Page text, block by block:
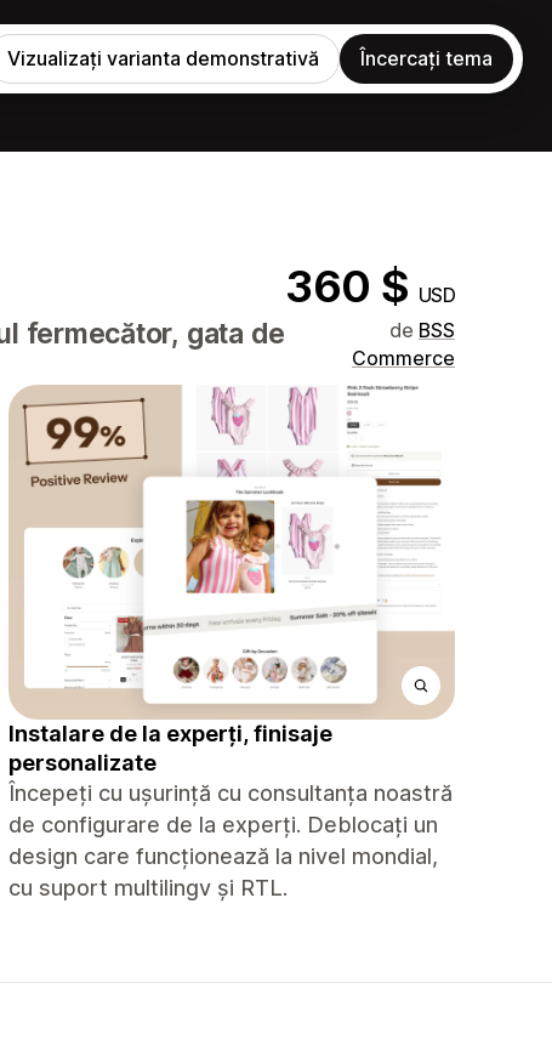
Vizualizați varianta demonstrativă Încercați tema
360 $ USD
fermecător, gata de
de BSS
Commerce
Instalare de la experți, finisaje
personalizate
Începeți cu ușurință cu consultanța noastră
de configurare de la experți. Deblocați un
design care funcționează la nivel mondial,
cu suport multilingv și RTL.